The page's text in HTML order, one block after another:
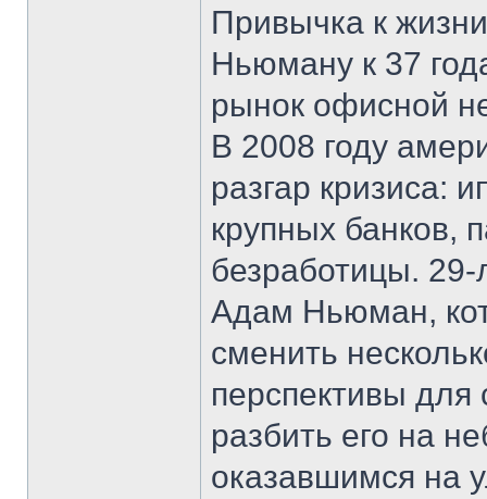
Привычка к
Ньюману к 37
рынок офисной
В 2008 году
разгар кризиса:
крупных банков,
безработицы.
Адам Ньюман,
сменить
перспективы
разбить его на
оказавшимся на